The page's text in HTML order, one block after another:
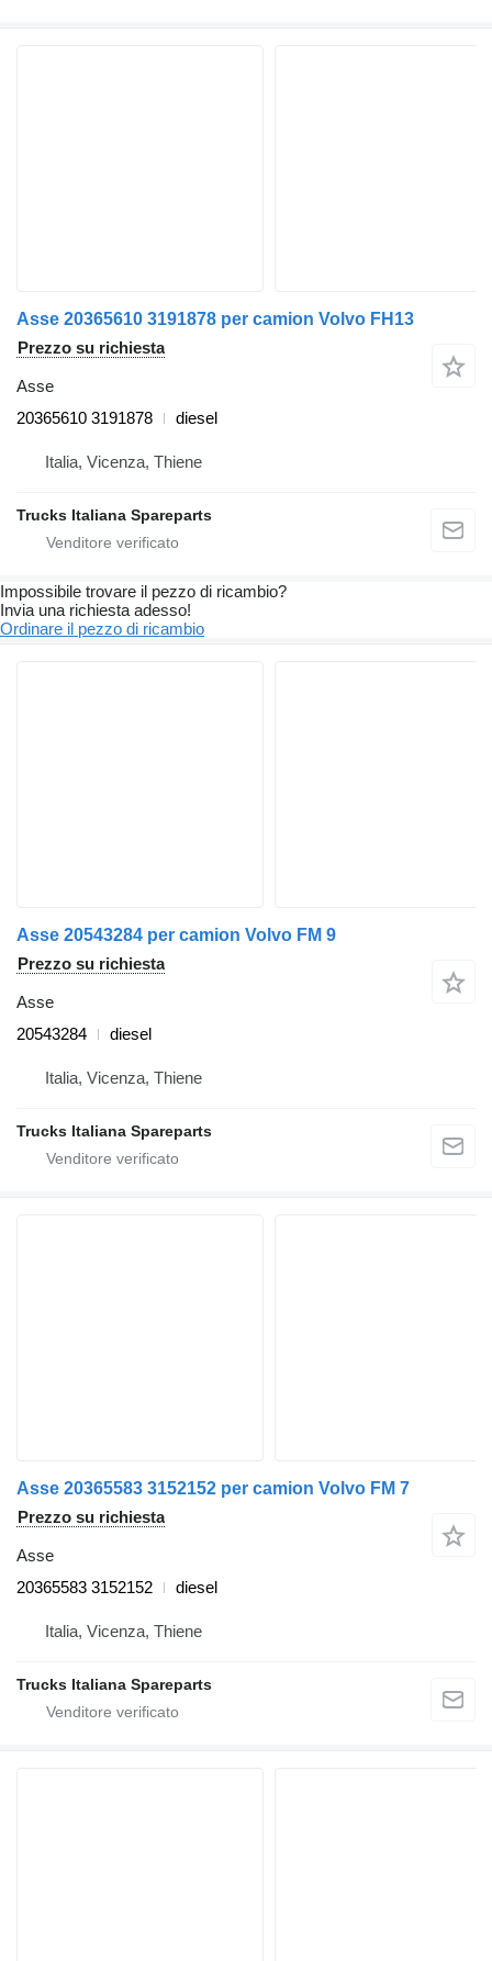
Asse 20365610 3191878 per camion Volvo FH13
Prezzo su richiesta
Asse
20365610 3191878
diesel
Italia, Vicenza, Thiene
Trucks Italiana Spareparts
Impossibile trovare il pezzo di ricambio?
Invia una richiesta adesso!
Ordinare il pezzo di ricambio
Asse 20543284 per camion Volvo FM 9
Prezzo su richiesta
Asse
20543284
diesel
Italia, Vicenza, Thiene
Trucks Italiana Spareparts
Asse 20365583 3152152 per camion Volvo FM 7
Prezzo su richiesta
Asse
20365583 3152152
diesel
Italia, Vicenza, Thiene
Trucks Italiana Spareparts